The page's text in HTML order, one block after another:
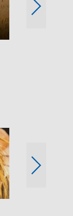
Zachodnich